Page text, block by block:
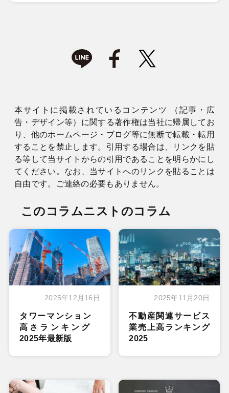
本サイトに掲載されているコンテンツ （記事・広
告・デザイン等）に関する著作権は当社に帰属してお
り、他のホームページ・ブログ等に無断で転載・転用
することを禁止します。引用する場合は、リンクを貼
る等して当サイトからの引用であることを明らかにし
てください。なお、当サイトへのリンクを貼ることは
自由です。ご連絡の必要もありません。
このコラムニストのコラム
2025年12月16日
タワーマンション
高さランキング
2025年最新版
2025年11月20日
不動産関連サービス
業売上高ランキング
2025